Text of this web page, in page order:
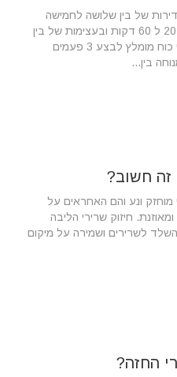
של בין שלושה לחמישה
אימונים בשבוע, למשך זמן של בין 20 ל 60 דקות ובעצימות של בין
60% ל 85% מדופק מרבי . אימוני כוח מומלץ לבצע 3 פעמים
זה חשוב?
מוחזק ונע והם האחראים על
חיזוק שרירי הליבה
השלד לשרירים ושמירה על מיקום
החזה?